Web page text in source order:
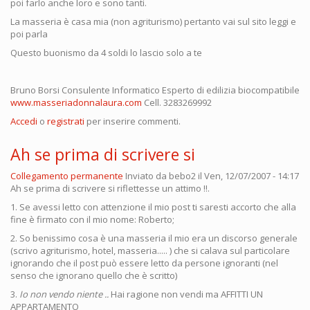
La masseria è casa mia (non agriturismo) pertanto vai sul sito leggi e
poi parla
Questo buonismo da 4 soldi lo lascio solo a te
Bruno Borsi Consulente Informatico Esperto di edilizia biocompatibile
www.masseriadonnalaura.com Cell. 3283269992
Accedi o registrati per inserire commenti.
Ah se prima di scrivere si
Collegamento permanente Inviato da bebo2 il Ven, 12/07/2007 - 14:17
Ah se prima di scrivere si riflettesse un attimo !!.
1. Se avessi letto con attenzione il mio post ti saresti accorto che alla
fine è firmato con il mio nome: Roberto;
2. So benissimo cosa è una masseria il mio era un discorso generale
(scrivo agriturismo, hotel, masseria..... ) che si calava sul particolare
ignorando che il post può essere letto da persone ignoranti (nel
senso che ignorano quello che è scritto)
3. Io non vendo niente .. Hai ragione non vendi ma AFFITTI UN
APPARTAMENTO